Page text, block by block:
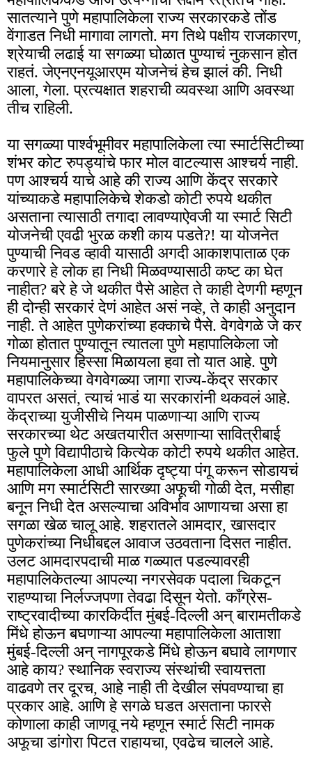
सातत्याने पुणे महापालिकेला राज्य सरकारकडे तोंड
वेंगाडत निधी मागावा लागतो. मग तिथे पक्षीय राजकारण,
श्रेयाची लढाई या सगळ्या घोळात पुण्याचं नुकसान होत
राहतं. जेएनएनयूआरएम योजनेचं हेच झालं की. निधी
आला, गेला. प्रत्यक्षात शहराची व्यवस्था आणि अवस्था
तीच राहिली.
या सगळ्या पार्श्वभूमीवर महापालिकेला त्या स्मार्टसिटीच्या
शंभर कोट रुपड्यांचे फार मोल वाटल्यास आश्चर्य नाही.
पण आश्चर्य याचे आहे की राज्य आणि केंद्र सरकारे
यांच्याकडे महापालिकेचे शेकडो कोटी रुपये थकीत
असताना त्यासाठी तगादा लावण्याऐवजी या स्मार्ट सिटी
योजनेची एवढी भुरळ कशी काय पडते?! या योजनेत
पुण्याची निवड व्हावी यासाठी अगदी आकाशपाताळ एक
करणारे हे लोक हा निधी मिळवण्यासाठी कष्ट का घेत
नाहीत? बरे हे जे थकीत पैसे आहेत ते काही देणगी म्हणून
ही दोन्ही सरकारं देणं आहेत असं नव्हे, ते काही अनुदान
नाही. ते आहेत पुणेकरांच्या हक्काचे पैसे. वेगवेगळे जे कर
गोळा होतात पुण्यातून त्यातला पुणे महापालिकेला जो
नियमानुसार हिस्सा मिळायला हवा तो यात आहे. पुणे
महापालिकेच्या वेगवेगळ्या जागा राज्य-केंद्र सरकार
वापरत असतं, त्याचं भाडं या सरकारांनी थकवलं आहे.
केंद्राच्या युजीसीचे नियम पाळणाऱ्या आणि राज्य
सरकारच्या थेट अखतयारीत असणाऱ्या सावित्रीबाई
फुले पुणे विद्यापीठाचे कित्येक कोटी रुपये थकीत आहेत.
महापालिकेला आधी आर्थिक दृष्ट्या पंगू करून सोडायचं
आणि मग स्मार्टसिटी सारख्या अफूची गोळी देत, मसीहा
बनून निधी देत असल्याचा अविर्भाव आणायचा असा हा
सगळा खेळ चालू आहे. शहरातले आमदार, खासदार
पुणेकरांच्या निधीबद्दल आवाज उठवताना दिसत नाहीत.
उलट आमदारपदाची माळ गळ्यात पडल्यावरही
महापालिकेतल्या आपल्या नगरसेवक पदाला चिकटून
राहण्याचा निर्लज्जपणा तेवढा दिसून येतो. कॉंग्रेस-
राष्ट्रवादीच्या कारकिर्दीत मुंबई-दिल्ली अन् बारामतीकडे
मिंधे होऊन बघणाऱ्या आपल्या महापालिकेला आताशा
मुंबई-दिल्ली अन् नागपूरकडे मिंधे होऊन बघावे लागणार
आहे काय? स्थानिक स्वराज्य संस्थांची स्वायत्तता
वाढवणे तर दूरच, आहे नाही ती देखील संपवण्याचा हा
प्रकार आहे. आणि हे सगळे घडत असताना फारसे
कोणाला काही जाणवू नये म्हणून स्मार्ट सिटी नामक
अफूचा डांगोरा पिटत राहायचा, एवढेच चालले आहे.